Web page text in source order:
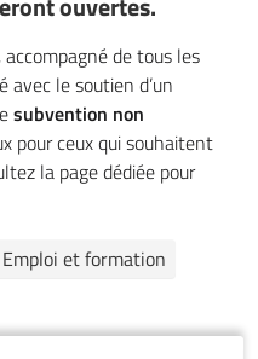
de tous les
le soutien d’un
subvention non
pour ceux qui souhaitent
la page dédiée pour
Emploi et formation